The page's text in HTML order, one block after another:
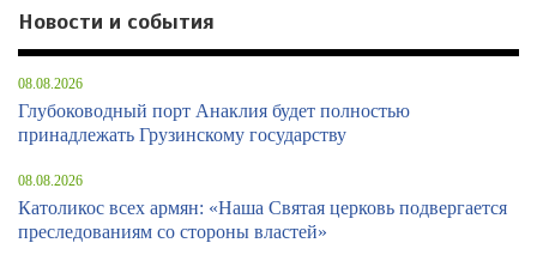
Новости и события
08.08.2026
Глубоководный порт Анаклия будет полностью
принадлежать Грузинскому государству
08.08.2026
Католикос всех армян: «Наша Святая церковь подвергается
преследованиям со стороны властей»